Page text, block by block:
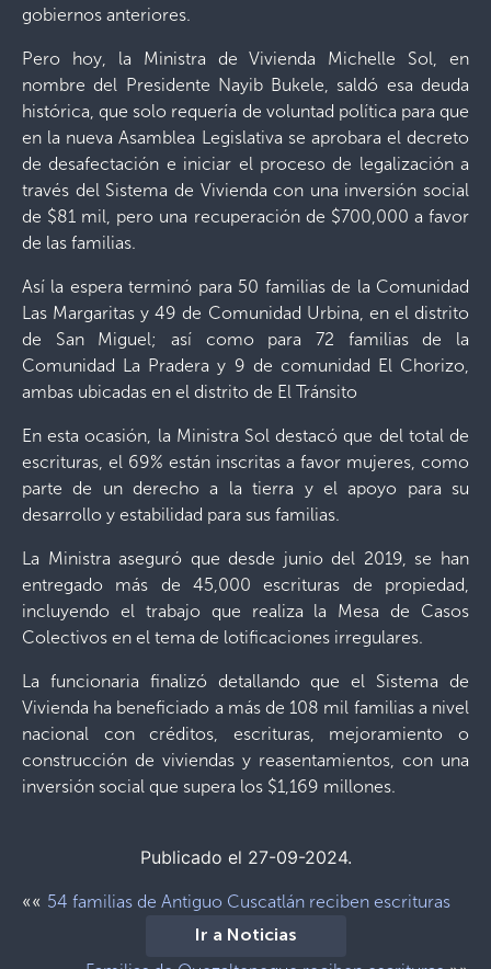
gobiernos anteriores.
Pero hoy, la Ministra de Vivienda Michelle Sol, en
nombre del Presidente Nayib Bukele, saldó esa deuda
histórica, que solo requería de voluntad política para que
en la nueva Asamblea Legislativa se aprobara el decreto
de desafectación e iniciar el proceso de legalización a
través del Sistema de Vivienda con una inversión social
de $81 mil, pero una recuperación de $700,000 a favor
de las familias.
Así la espera terminó para 50 familias de la Comunidad
Las Margaritas y 49 de Comunidad Urbina, en el distrito
de San Miguel; así como para 72 familias de la
Comunidad La Pradera y 9 de comunidad El Chorizo,
ambas ubicadas en el distrito de El Tránsito
En esta ocasión, la Ministra Sol destacó que del total de
escrituras, el 69% están inscritas a favor mujeres, como
parte de un derecho a la tierra y el apoyo para su
desarrollo y estabilidad para sus familias.
La Ministra aseguró que desde junio del 2019, se han
entregado más de 45,000 escrituras de propiedad,
incluyendo el trabajo que realiza la Mesa de Casos
Colectivos en el tema de lotificaciones irregulares.
La funcionaria finalizó detallando que el Sistema de
Vivienda ha beneficiado a más de 108 mil familias a nivel
nacional con créditos, escrituras, mejoramiento o
construcción de viviendas y reasentamientos, con una
inversión social que supera los $1,169 millones.
Publicado el 27-09-2024.
«« 54 familias de Antiguo Cuscatlán reciben escrituras
Ir a Noticias